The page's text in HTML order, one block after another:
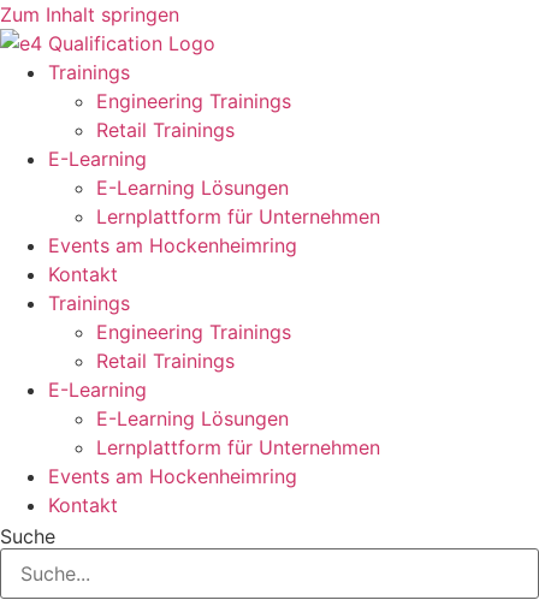
Zum Inhalt springen
Trainings
Engineering Trainings
Retail Trainings
E-Learning
E-Learning Lösungen
Lernplattform für Unternehmen
Events am Hockenheimring
Kontakt
Trainings
Engineering Trainings
Retail Trainings
E-Learning
E-Learning Lösungen
Lernplattform für Unternehmen
Events am Hockenheimring
Kontakt
Suche